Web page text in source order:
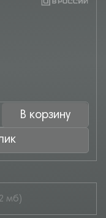
В корзину
в 1 клик
мб)